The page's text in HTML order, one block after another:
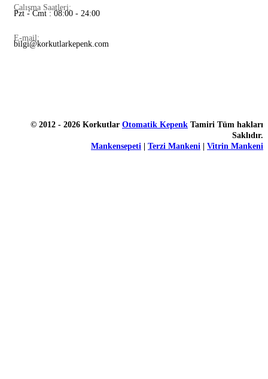
Çalışma Saatleri:
Pzt - Cmt : 08:00 - 24:00
E-mail:
bilgi@korkutlarkepenk.com
© 2012 - 2026 Korkutlar Otomatik Kepenk Tamiri Tüm hakları
Saklıdır.
Mankensepeti
Terzi Mankeni Vitrin Mankeni